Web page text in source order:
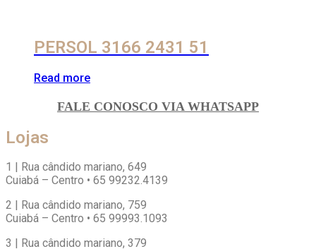
PERSOL 3166 2431 51
Read more
FALE CONOSCO VIA WHATSAPP
Lojas
1 | Rua cândido mariano, 649
Cuiabá – Centro • 65 99232.4139
2 | Rua cândido mariano, 759
Cuiabá – Centro • 65 99993.1093
3 | Rua cândido mariano, 379